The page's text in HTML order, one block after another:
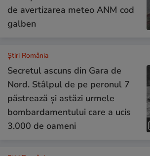
de avertizarea meteo ANM cod
galben
Știri România
Secretul ascuns din Gara de
Nord. Stâlpul de pe peronul 7
păstrează și astăzi urmele
bombardamentului care a ucis
3.000 de oameni